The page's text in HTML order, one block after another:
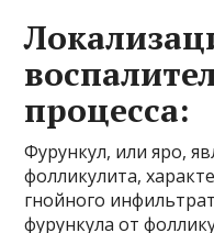
процесса:
Фурункул, или яро,
фолликулита,
гнойного
фурункула от